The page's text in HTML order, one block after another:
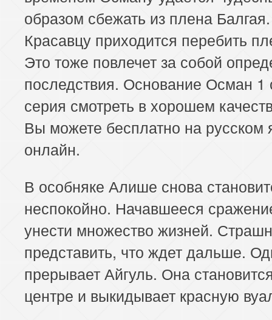
образом сбежать из плена Балгая.
Красавцу приходится перебить
Это тоже повлечет за собой
последствия. Основание Осман 1
серия смотреть в хорошем
Вы можете бесплатно на русском
онлайн.
В особняке Алише снова
неспокойно. Начавшееся
унести множество жизней.
представить, что ждет дальше.
прерывает Айгуль. Она
центре и выкидывает красную